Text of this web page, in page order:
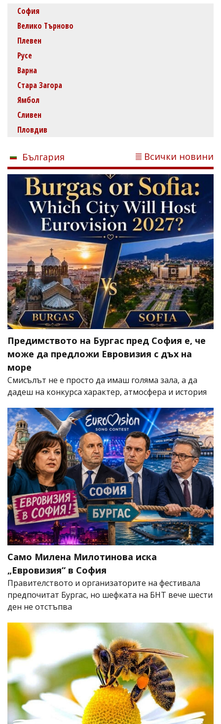
София
Велико Търново
Плевен
Русе
Варна
Стара Загора
Ямбол
Сливен
Пловдив
България Всички новини
Предимството на Бургас пред София е, че
може да предложи Евровизия с дъх на
море
Смисълът не е просто да имаш голяма зала, а да
дадеш на конкурса характер, атмосфера и история
Само Милена Милотинова иска
„Евровизия“ в София
Правителството и организаторите на фестивала
предпочитат Бургас, но шефката на БНТ вече шести
ден не отстъпва